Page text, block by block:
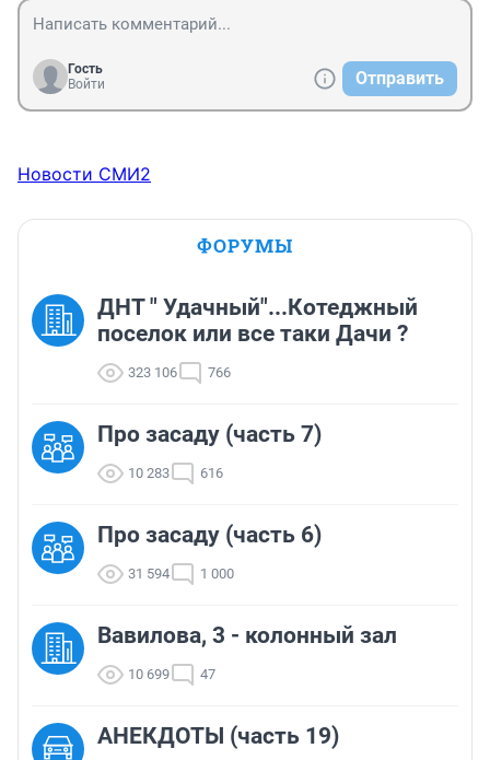
Гость
Войти
Отправить
Новости СМИ2
ФОРУМЫ
ДНТ " Удачный"...Котеджный
поселок или все таки Дачи ?
323 106 766
Про засаду (часть 7)
10 283 616
Про засаду (часть 6)
31 594 1 000
Вавилова, 3 - колонный зал
10 699 47
АНЕКДОТЫ (часть 19)